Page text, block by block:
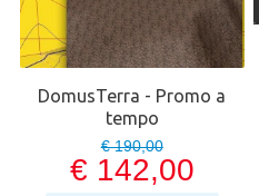
DomusTerra - Promo a
tempo
€ 190,00
€ 142,00